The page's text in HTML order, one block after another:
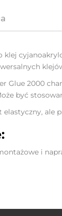
klej
Glue 2000
być
elastyczny, ale
i